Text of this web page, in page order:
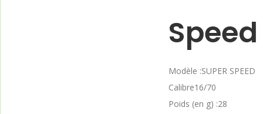
Modèle :SUPER SPEED
Calibre16/70
Poids (en g) :28